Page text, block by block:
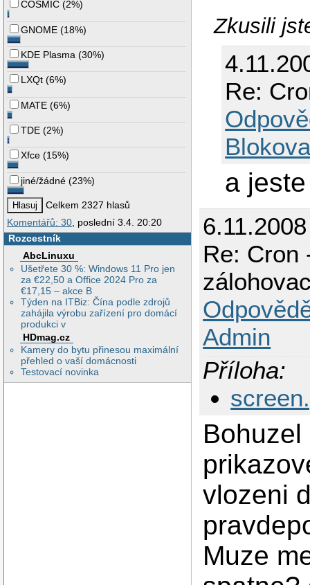
COSMIC (2%)
GNOME (18%)
KDE Plasma (30%)
LXQt (6%)
MATE (6%)
TDE (2%)
Xfce (15%)
jiné/žádné (23%)
Celkem 2327 hlasů
Komentářů: 30, poslední 3.4. 20:20
Rozcestník
AbcLinuxu
Ušetřete 30 %: Windows 11 Pro jen
za €22,50 a Office 2024 Pro za
€17,15 – akce B
Týden na ITBiz: Čína podle zdrojů
zahájila výrobu zařízení pro domácí
produkci v
HDmag.cz
Kamery do bytu přinesou maximální
přehled o vaší domácnosti
Testovací novinka
Zkusili
Re:
a
Re: Cron
Admin
Příloha:
vlozeni
Muze